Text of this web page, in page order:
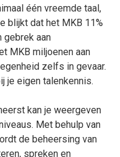
één vreemde taal,
blijkt dat het MKB 11%
gebrek aan
MKB miljoenen aan
zelfs in gevaar.
je eigen talenkennis.
kan je weergeven
. Met behulp van
de beheersing van
spreken en